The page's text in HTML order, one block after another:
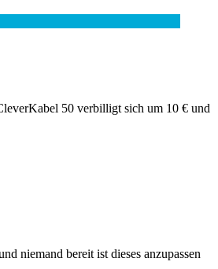
50 verbilligt sich um 10 € und
niemand bereit ist dieses anzupassen